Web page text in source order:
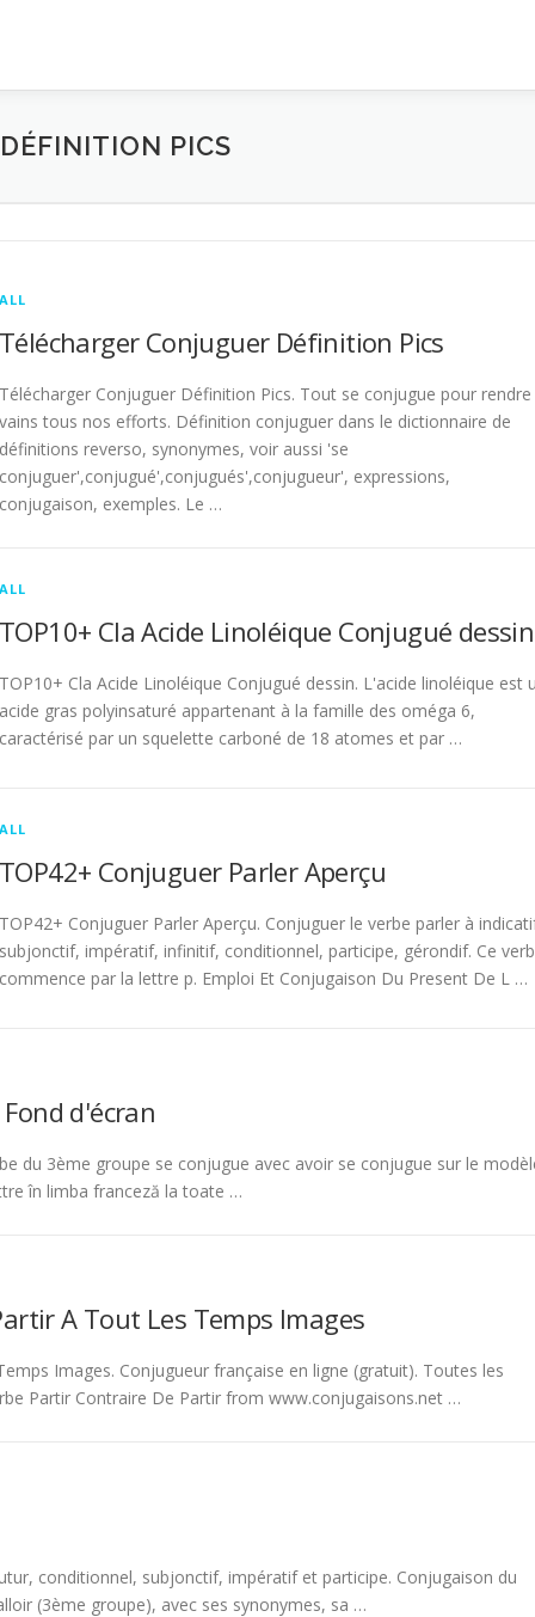
PICS
ALL
Télécharger Conjuguer Définition Pics
Télécharger Conjuguer Définition Pics. Tout se conjugue pour rendre
vains tous nos efforts. Définition conjuguer dans le dictionnaire de
définitions reverso, synonymes, voir aussi 'se
conjuguer',conjugué',conjugués',conjugueur', expressions,
conjugaison, exemples. Le …
ALL
TOP10+ Cla Acide Linoléique Conjugué dessin
TOP10+ Cla Acide Linoléique Conjugué dessin. L'acide linoléique est
acide gras polyinsaturé appartenant à la famille des oméga 6,
caractérisé par un squelette carboné de 18 atomes et par …
ALL
TOP42+ Conjuguer Parler Aperçu
TOP42+ Conjuguer Parler Aperçu. Conjuguer le verbe parler à
subjonctif, impératif, infinitif, conditionnel, participe, gérondif. Ce
commence par la lettre p. Emploi Et Conjugaison Du Present De L …
d'écran
du 3ème groupe se conjugue avec avoir se conjugue sur le
în limba franceză la toate …
A Tout Les Temps Images
Images. Conjugueur française en ligne (gratuit). Toutes les
Partir Contraire De Partir from www.conjugaisons.net …
conditionnel, subjonctif, impératif et participe. Conjugaison du
(3ème groupe), avec ses synonymes, sa …